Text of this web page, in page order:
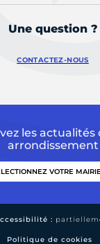
Une question ?
CONTACTEZ-NOUS
les actualités
arrondissement
:
Politique de cookies